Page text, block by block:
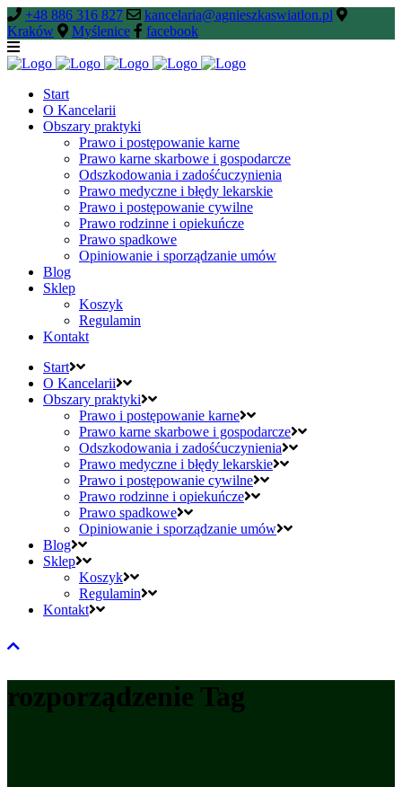
+48 886 316 827
kancelaria@agnieszkaswiatlon.pl
Kraków
Myślenice facebook
Start
O Kancelarii
Obszary praktyki
Prawo i postępowanie karne
Prawo karne skarbowe i gospodarcze
Odszkodowania i zadośćuczynienia
Prawo medyczne i błędy lekarskie
Prawo i postępowanie cywilne
Prawo rodzinne i opiekuńcze
Prawo spadkowe
Opiniowanie i sporządzanie umów
Blog
Sklep
Koszyk
Regulamin
Kontakt
Start
O Kancelarii
Obszary praktyki
Prawo i postępowanie karne
Prawo karne skarbowe i gospodarcze
Odszkodowania i zadośćuczynienia
Prawo medyczne i błędy lekarskie
Prawo i postępowanie cywilne
Prawo rodzinne i opiekuńcze
Prawo spadkowe
Opiniowanie i sporządzanie umów
Blog
Sklep
Koszyk
Regulamin
Kontakt
rozporządzenie Tag